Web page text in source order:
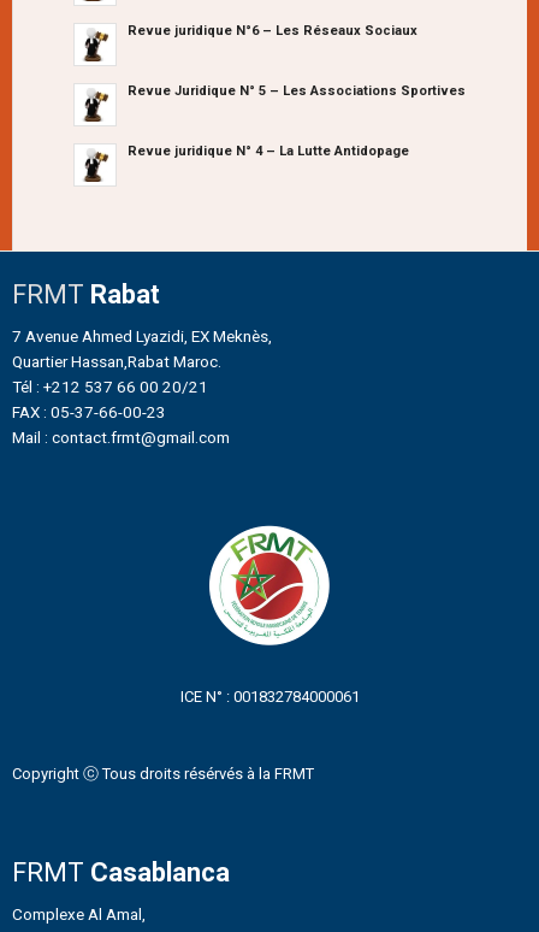
Revue juridique N°6 – Les Réseaux Sociaux
Revue Juridique N° 5 – Les Associations Sportives
Revue juridique N° 4 – La Lutte Antidopage
FRMT Rabat
7 Avenue Ahmed Lyazidi, EX Meknès,
Quartier Hassan,Rabat Maroc.
Tél : +212 537 66 00 20/21
FAX : 05-37-66-00-23
Mail : contact.frmt@gmail.com
ICE N° : 001832784000061
Copyright ⓒ Tous droits résérvés à la FRMT
FRMT Casablanca
Complexe Al Amal,